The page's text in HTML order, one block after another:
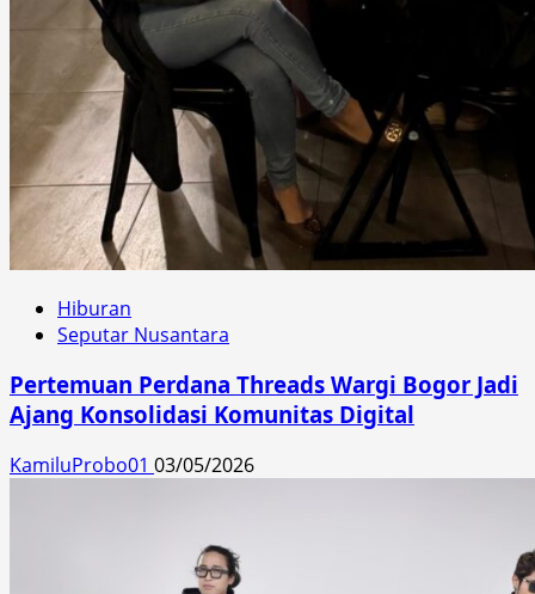
Hiburan
Seputar Nusantara
Pertemuan Perdana Threads Wargi Bogor Jadi
Ajang Konsolidasi Komunitas Digital
KamiluProbo01 03/05/2026